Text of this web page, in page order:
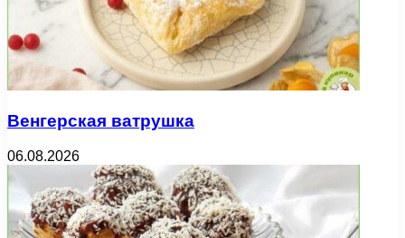
Венгерская ватрушка
06.08.2026